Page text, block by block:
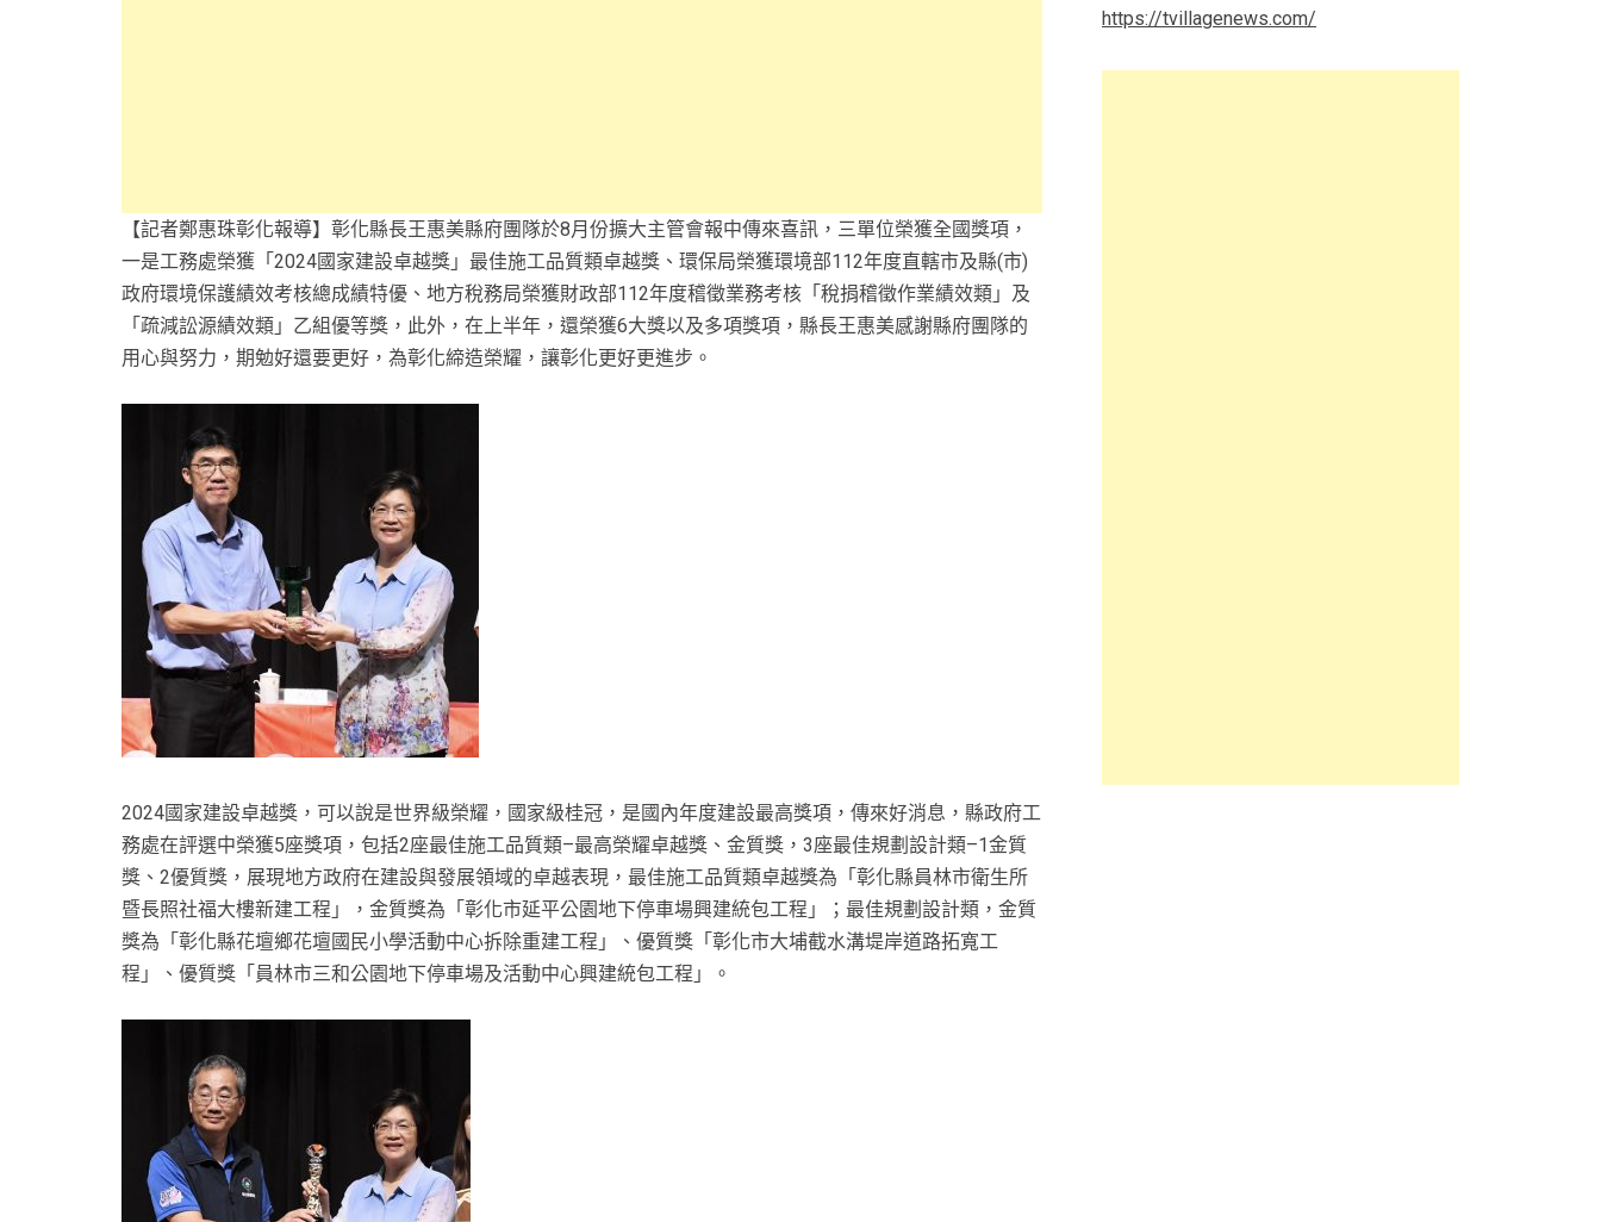
【記者鄭惠珠彰化報導】彰化縣長王惠美縣府團隊於8月份擴大主管會報中傳來喜訊，三單位榮獲全國獎項，
一是工務處榮獲「2024國家建設卓越獎」最佳施工品質類卓越獎、環保局榮獲環境部112年度直轄市及縣(市)
政府環境保護績效考核總成績特優、地方稅務局榮獲財政部112年度稽徵業務考核「稅捐稽徵作業績效類」及
「疏減訟源績效類」乙組優等獎，此外，在上半年，還榮獲6大獎以及多項獎項，縣長王惠美感謝縣府團隊的
用心與努力，期勉好還要更好，為彰化締造榮耀，讓彰化更好更進步。
2024國家建設卓越獎，可以說是世界級榮耀，國家級桂冠，是國內年度建設最高獎項，傳來好消息，縣政府工
務處在評選中榮獲5座獎項，包括2座最佳施工品質類–最高榮耀卓越獎、金質獎，3座最佳規劃設計類–1金質
獎、2優質獎，展現地方政府在建設與發展領域的卓越表現，最佳施工品質類卓越獎為「彰化縣員林市衛生所
暨長照社福大樓新建工程」，金質獎為「彰化市延平公園地下停車場興建統包工程」；最佳規劃設計類，金質
獎為「彰化縣花壇鄉花壇國民小學活動中心拆除重建工程」、優質獎「彰化市大埔截水溝堤岸道路拓寬工
程」、優質獎「員林市三和公園地下停車場及活動中心興建統包工程」。
https://tvillagenews.com/